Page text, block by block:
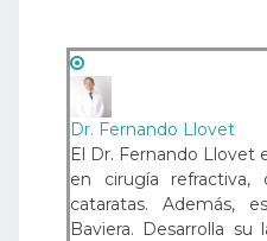
Dr. Fernando Llovet
El Dr. Fernando Llovet
en cirugía
cataratas. Además,
Baviera. Desarrolla su